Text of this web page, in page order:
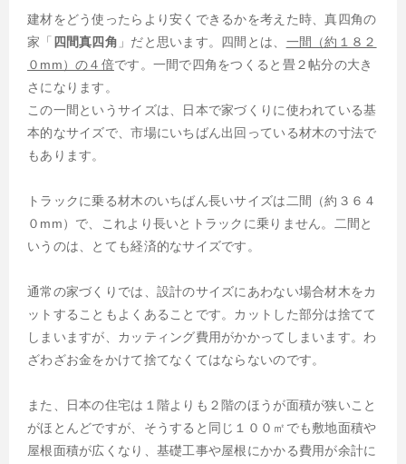
建材をどう使ったらより安くできるかを考えた時、真四角の
家「四間真四角 」だと思います。四間とは、 一間（約１８２
０mm）の４倍です。一間で四角をつくると畳２帖分の大き
さになります。
この一間というサイズは、日本で家づくりに使われている基
本的なサイズで、市場にいちばん出回っている材木の寸法で
もあります。
トラックに乗る材木のいちばん長いサイズは二間（約３６４
０mm）で、これより長いとトラックに乗りません。二間と
いうのは、とても経済的なサイズです。
通常の家づくりでは、設計のサイズにあわない場合材木をカ
ットすることもよくあることです。カットした部分は捨てて
しまいますが、カッティング費用がかかってしまいます。わ
ざわざお金をかけて捨てなくてはならないのです。
また、日本の住宅は１階よりも２階のほうが面積が狭いこと
がほとんどですが、そうすると同じ１００㎡でも敷地面積や
屋根面積が広くなり、基礎工事や屋根にかかる費用が余計に